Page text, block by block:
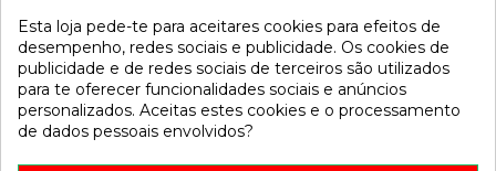
Referência 809979
Disponível a partir de: 2022-04-04
Esta loja pede-te para aceitares cookies para efeitos de
desempenho, redes sociais e publicidade. Os cookies de
publicidade e de redes sociais de terceiros são utilizados
para te oferecer funcionalidades sociais e anúncios
personalizados. Aceitas estes cookies e o processamento
de dados pessoais envolvidos?